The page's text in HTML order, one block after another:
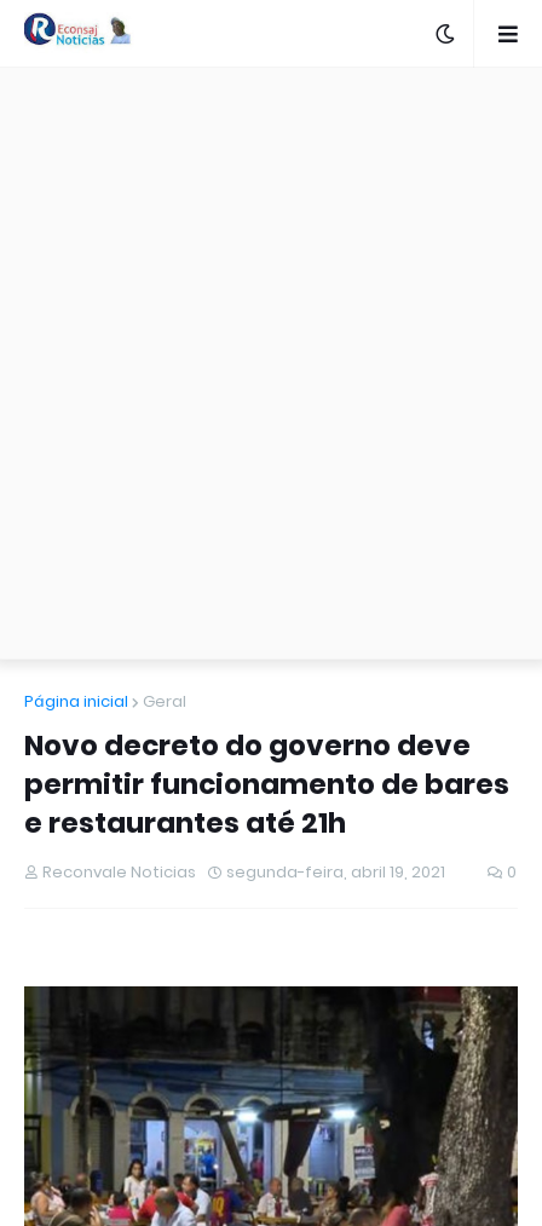
Página inicial Geral
Novo decreto do governo deve
permitir funcionamento de bares
e restaurantes até 21h
Reconvale Noticias segunda-feira, abril 19, 2021 0